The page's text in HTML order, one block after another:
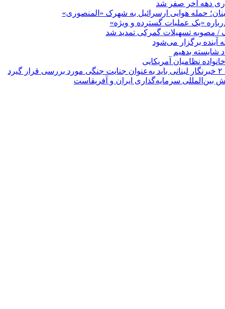
دهه آخر صفر شد
حمله هوایی ارسرائیل به شهرک «المنصوری»
«یک عملیات گسترده و ویژه»
/ مصوبه تسهیلات گمرکی تمدید شد
برگزار می‌شود
شایسته بدهیم
نظامیان آمریکایی
بین‌المللی سرمایه‌گذاری ایران و آفریقاست